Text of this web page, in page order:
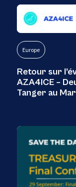
Europe
Retour sur
AZA4ICE –
Tanger au